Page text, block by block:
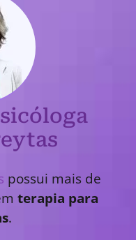
possui mais de
terapia para
.